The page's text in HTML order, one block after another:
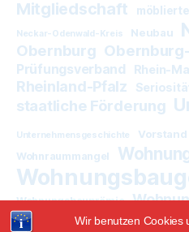
Wir benutzen Cookies
Mitgliedschaft
Neckar-Odenwald-Kreis Neubau
Obernburg
Prüfungsverband Rhein-
Rheinland-Pfalz
staatliche Förderung
Unternehmensgeschichte Vorstand
Wohnraummangel
Wohnungsbauprämie